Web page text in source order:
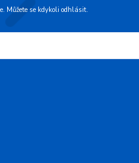
Můžete se kdykoli odhlásit.